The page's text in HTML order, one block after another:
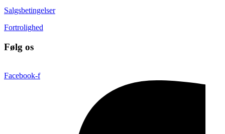
Salgsbetingelser
Fortrolighed
Følg os
Facebook-f